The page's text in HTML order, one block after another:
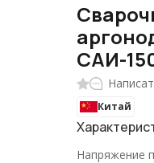
САИ-
Китай
Напряжение